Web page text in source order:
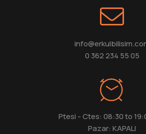
0 362 234 55 05
Ptesi - Ctes: 08:30 to
Pazar: KAPALI